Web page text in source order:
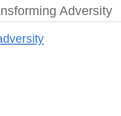
Adversity